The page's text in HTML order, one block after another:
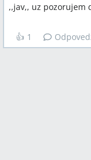
,,jav,, uz pozorujem
👍 1